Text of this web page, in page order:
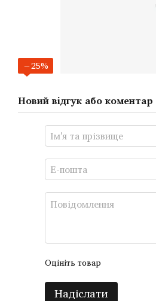
−25%
Новий відгук або коментар
Оцініть товар
Надіслати